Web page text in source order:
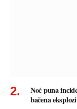
Noć puna
bačena